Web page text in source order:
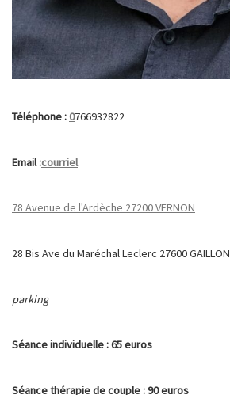
Téléphone : 0766932822
Email :courriel
78 Avenue de l'Ardèche 27200 VERNON
28 Bis Ave du Maréchal Leclerc 27600 GAILLON
parking
Séanceindividuelle : 65 euros
Séancethérapie de couple : 90 euros